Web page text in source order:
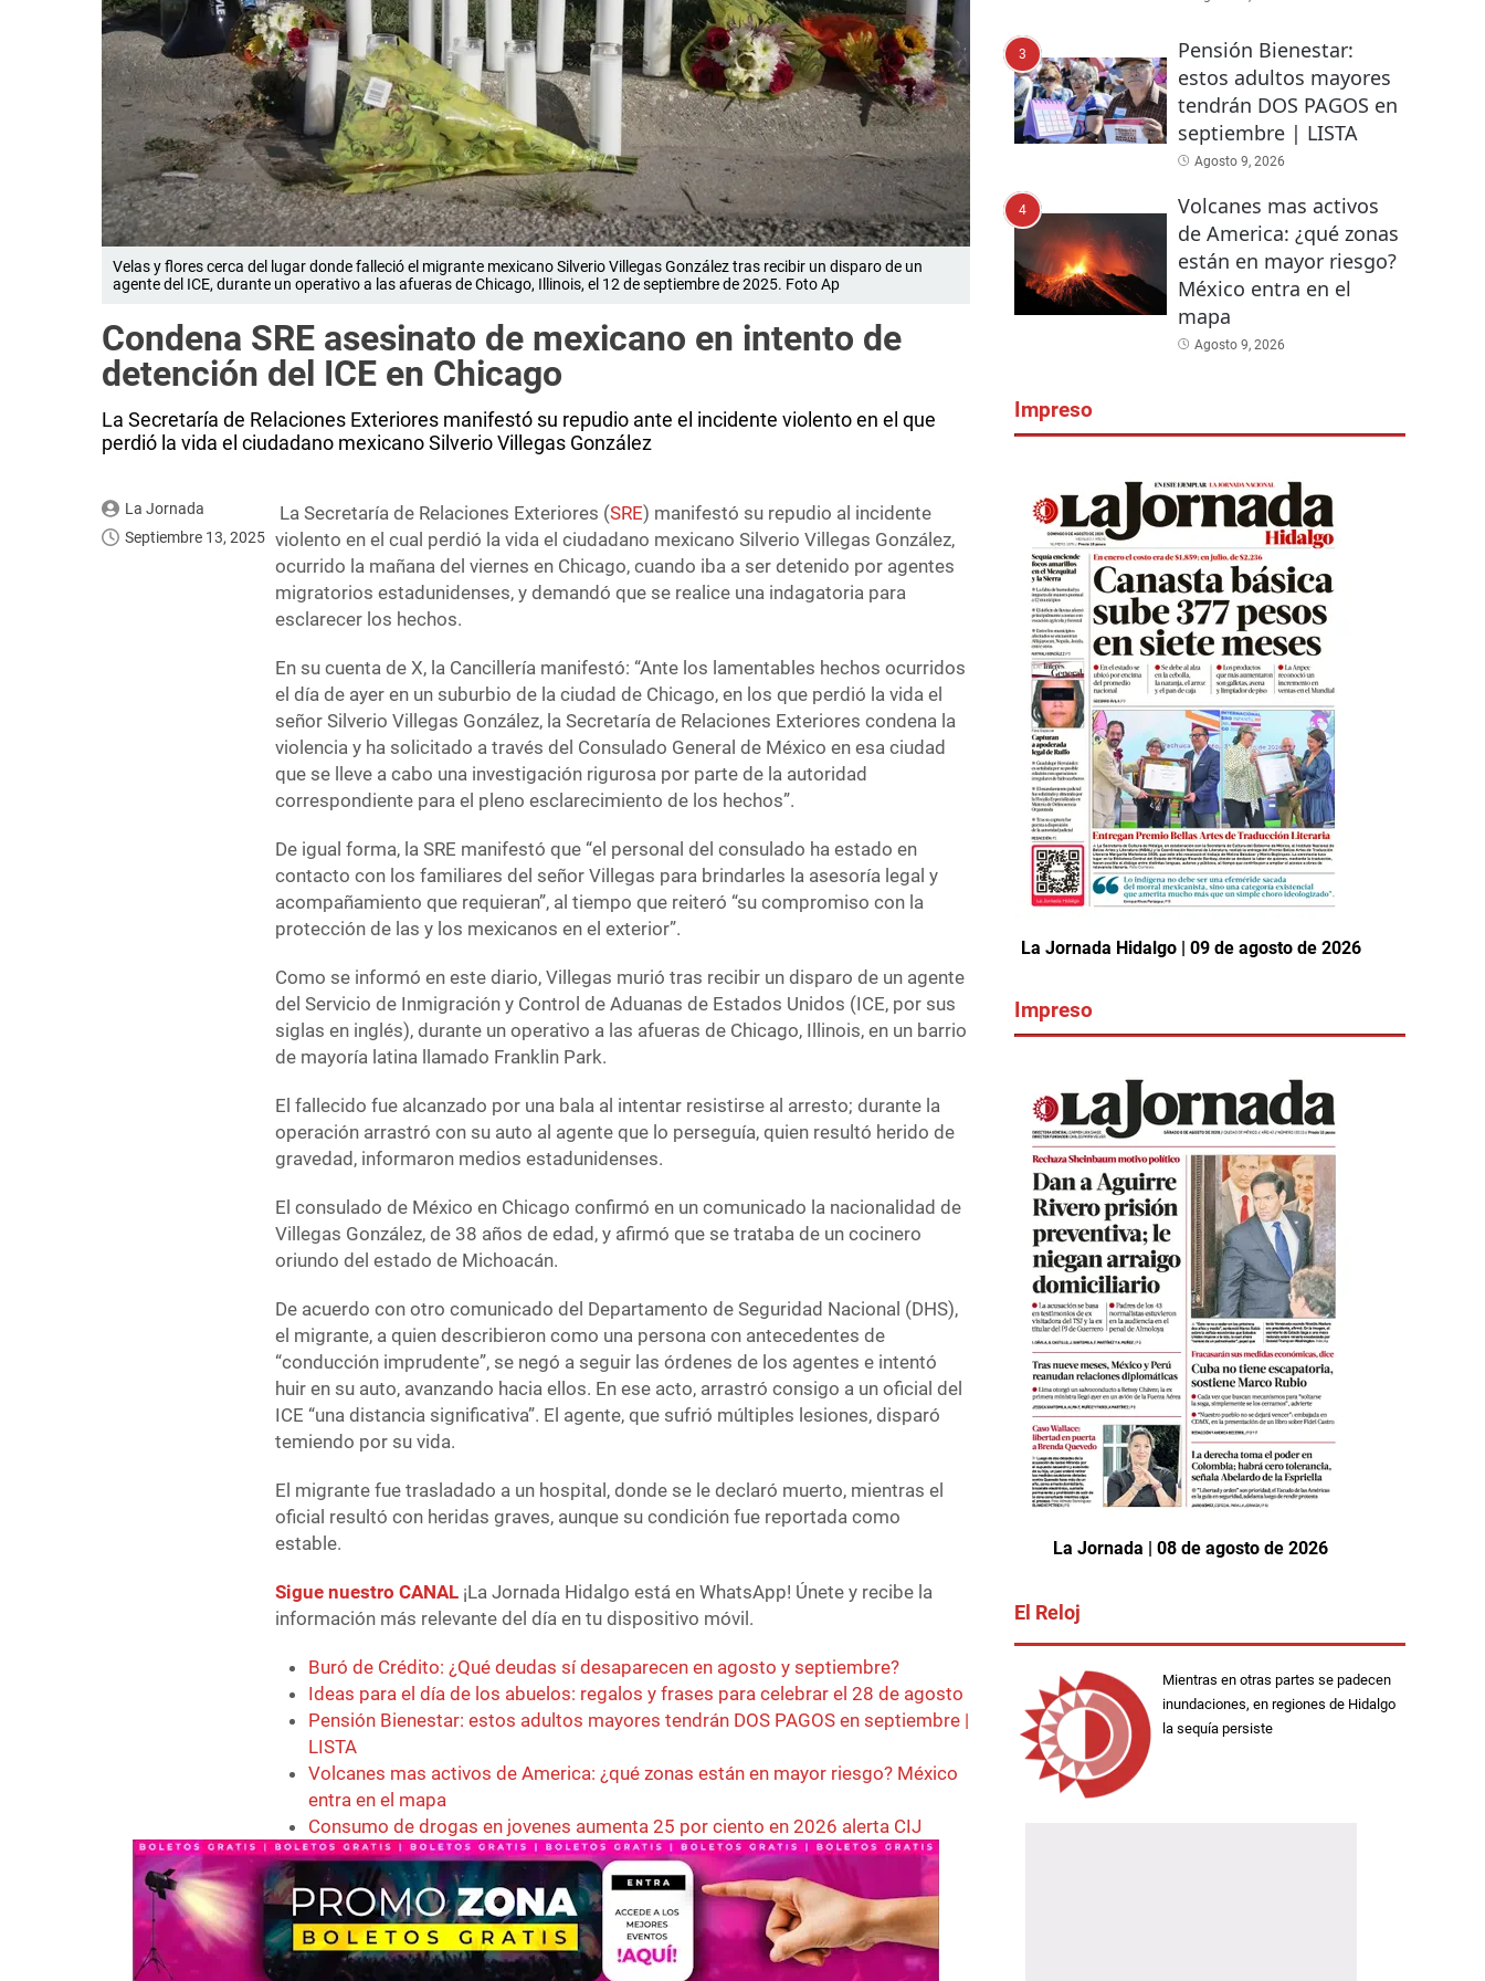
Velas y flores cerca del lugar donde falleció el migrante mexicano Silverio Villegas González tras recibir un disparo de un
agente del ICE, durante un operativo a las afueras de Chicago, Illinois, el 12 de septiembre de 2025. Foto Ap
Condena SRE asesinato de mexicano en intento de
detención del ICE en Chicago
La Secretaría de Relaciones Exteriores manifestó su repudio ante el incidente violento en el que
perdió la vida el ciudadano mexicano Silverio Villegas González
La Jornada
Septiembre 13, 2025
La Secretaría de Relaciones Exteriores (SRE) manifestó su repudio al incidente
violento en el cual perdió la vida el ciudadano mexicano Silverio Villegas González,
ocurrido la mañana del viernes en Chicago, cuando iba a ser detenido por agentes
migratorios estadunidenses, y demandó que se realice una indagatoria para
esclarecer los hechos.
En su cuenta de X, la Cancillería manifestó: “Ante los lamentables hechos ocurridos
el día de ayer en un suburbio de la ciudad de Chicago, en los que perdió la vida el
señor Silverio Villegas González, la Secretaría de Relaciones Exteriores condena la
violencia y ha solicitado a través del Consulado General de México en esa ciudad
que se lleve a cabo una investigación rigurosa por parte de la autoridad
correspondiente para el pleno esclarecimiento de los hechos”.
De igual forma, la SRE manifestó que “el personal del consulado ha estado en
contacto con los familiares del señor Villegas para brindarles la asesoría legal y
acompañamiento que requieran”, al tiempo que reiteró “su compromiso con la
protección de las y los mexicanos en el exterior”.
Como se informó en este diario, Villegas murió tras recibir un disparo de un agente
del Servicio de Inmigración y Control de Aduanas de Estados Unidos (ICE, por sus
siglas en inglés), durante un operativo a las afueras de Chicago, Illinois, en un barrio
de mayoría latina llamado Franklin Park.
El fallecido fue alcanzado por una bala al intentar resistirse al arresto; durante la
operación arrastró con su auto al agente que lo perseguía, quien resultó herido de
gravedad, informaron medios estadunidenses.
El consulado de México en Chicago confirmó en un comunicado la nacionalidad de
Villegas González, de 38 años de edad, y afirmó que se trataba de un cocinero
oriundo del estado de Michoacán.
De acuerdo con otro comunicado del Departamento de Seguridad Nacional (DHS),
el migrante, a quien describieron como una persona con antecedentes de
“conducción imprudente”, se negó a seguir las órdenes de los agentes e intentó
huir en su auto, avanzando hacia ellos. En ese acto, arrastró consigo a un oficial del
ICE “una distancia significativa”. El agente, que sufrió múltiples lesiones, disparó
temiendo por su vida.
El migrante fue trasladado a un hospital, donde se le declaró muerto, mientras el
oficial resultó con heridas graves, aunque su condición fue reportada como
estable.
Sigue nuestro CANAL ¡La Jornada Hidalgo está en WhatsApp! Únete y recibe la
información más relevante del día en tu dispositivo móvil.
Buró de Crédito: ¿Qué deudas sí desaparecen en agosto y septiembre?
Ideas para el día de los abuelos: regalos y frases para celebrar el 28 de agosto
Pensión Bienestar: estos adultos mayores tendrán DOS PAGOS en septiembre |
LISTA
Volcanes mas activos de America: ¿qué zonas están en mayor riesgo? México
entra en el mapa
Consumo de drogas en jovenes aumenta 25 por ciento en 2026 alerta CIJ
3
Pensión Bienestar:
estos adultos mayores
tendrán DOS PAGOS en
septiembre | LISTA
Agosto 9, 2026
4
Volcanes mas activos
de America: ¿qué zonas
están en mayor riesgo?
México entra en el
mapa
Agosto 9, 2026
Impreso
La Jornada Hidalgo | 09 de agosto de 2026
Impreso
La Jornada | 08 de agosto de 2026
El Reloj
Mientras en otras partes se padecen
inundaciones, en regiones de Hidalgo
la sequía persiste